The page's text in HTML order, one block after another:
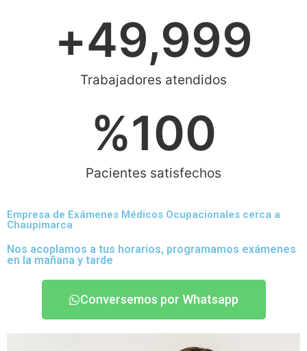
Trabajadores atendidos
+49,999
Pacientes satisfechos
%100
Empresa de Exámenes Médicos Ocupacionales cerca a
Chaupimarca
Nos acoplamos a tus horarios, programamos exámenes
en la mañana y tarde
Conversemos por Whatsapp